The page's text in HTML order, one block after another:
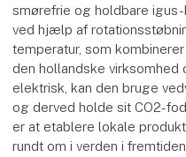
smørefrie og holdbare
ved hjælp af
temperatur, som
den hollandske virksomhed
elektrisk, kan den bruge
og derved holde sit CO2-
er at etablere lokale
rundt om i verden i